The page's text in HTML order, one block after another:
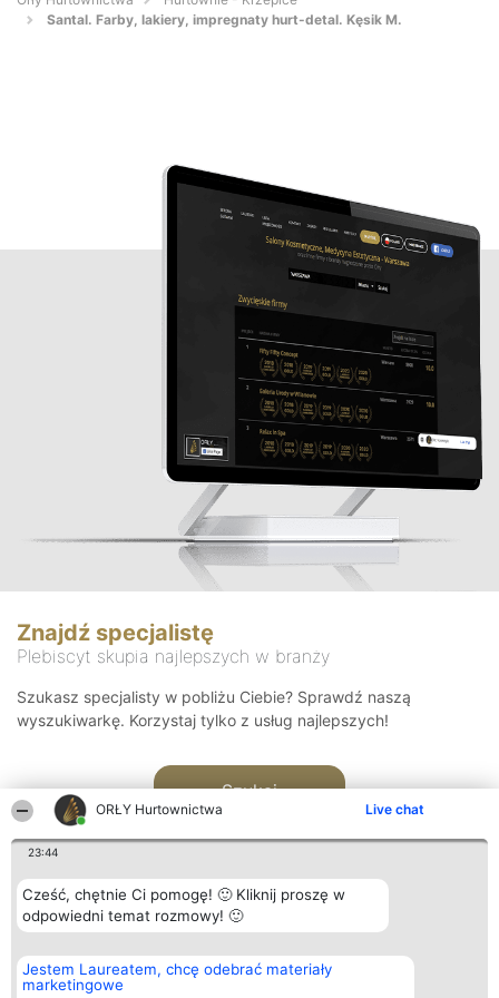
ORŁY Hurtownictwa Live chat
23:44
Cześć, chętnie Ci pomogę! 🙂 Kliknij proszę w
odpowiedni temat rozmowy! 🙂
Jestem Laureatem, chcę odebrać materiały
marketingowe
Santal. Farby, lakiery, impregnaty hurt-detal. Kęsik M.
Znajdź specjalistę
Plebiscyt skupia najlepszych w branży
Szukasz specjalisty w pobliżu Ciebie? Sprawdź naszą
wyszukiwarkę. Korzystaj tylko z usług najlepszych!
Szukaj
Organizator plebiscytu
Bright Side Solutions sp. z o.
o. sp. k.
Plebiscyt
Laureaci
Kontakt
Kontakt